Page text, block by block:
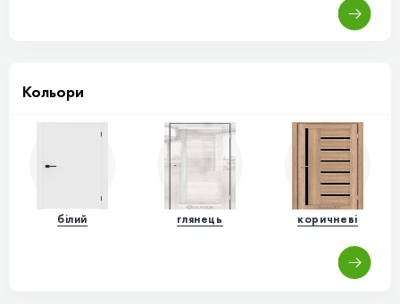
Кольори
білий глянець коричневі